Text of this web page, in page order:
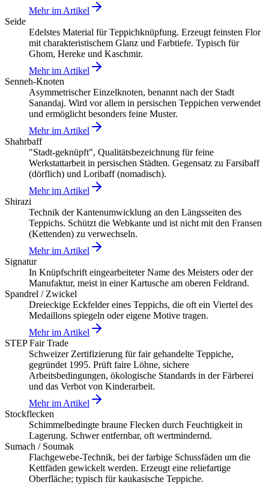
Mehr im Artikel
Seide
Edelstes Material für Teppichknüpfung. Erzeugt feinsten Flor
mit charakteristischem Glanz und Farbtiefe. Typisch für
Ghom, Hereke und Kaschmir.
Mehr im Artikel
Senneh-Knoten
Asymmetrischer Einzelknoten, benannt nach der Stadt
Sanandaj. Wird vor allem in persischen Teppichen verwendet
und ermöglicht besonders feine Muster.
Mehr im Artikel
Shahrbaff
"Stadt-geknüpft", Qualitätsbezeichnung für feine
Werkstattarbeit in persischen Städten. Gegensatz zu Farsibaff
(dörflich) und Loribaff (nomadisch).
Mehr im Artikel
Shirazi
Technik der Kantenumwicklung an den Längsseiten des
Teppichs. Schützt die Webkante und ist nicht mit den Fransen
(Kettenden) zu verwechseln.
Mehr im Artikel
Signatur
In Knüpfschrift eingearbeiteter Name des Meisters oder der
Manufaktur, meist in einer Kartusche am oberen Feldrand.
Spandrel / Zwickel
Dreieckige Eckfelder eines Teppichs, die oft ein Viertel des
Medaillons spiegeln oder eigene Motive tragen.
Mehr im Artikel
STEP Fair Trade
Schweizer Zertifizierung für fair gehandelte Teppiche,
gegründet 1995. Prüft faire Löhne, sichere
Arbeitsbedingungen, ökologische Standards in der Färberei
und das Verbot von Kinderarbeit.
Mehr im Artikel
Stockflecken
Schimmelbedingte braune Flecken durch Feuchtigkeit in
Lagerung. Schwer entfernbar, oft wertmindernd.
Sumach / Soumak
Flachgewebe-Technik, bei der farbige Schussfäden um die
Kettfäden gewickelt werden. Erzeugt eine reliefartige
Oberfläche; typisch für kaukasische Teppiche.